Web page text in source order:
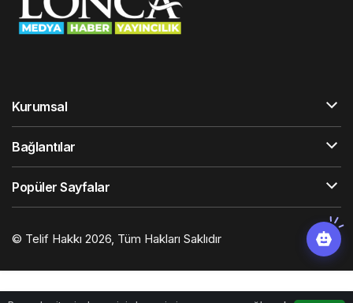
Kurumsal
Bağlantılar
Popüler Sayfalar
© Telif Hakkı 2026, Tüm Hakları Saklıdır